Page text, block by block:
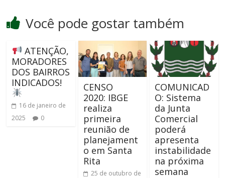
Você pode gostar também
ATENÇÃO,
MORADORES
DOS BAIRROS
INDICADOS!
16 de janeiro de
2025
0
CENSO
2020: IBGE
realiza
primeira
reunião de
planejament
o em Santa
Rita
25 de outubro de
COMUNICAD
O: Sistema
da Junta
Comercial
poderá
apresenta
instabilidade
na próxima
semana